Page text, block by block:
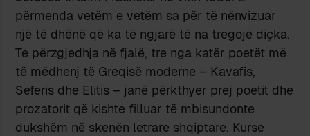
përmenda vetëm e vetëm sa për të nënvizuar
një të dhënë që ka të ngjarë të na tregojë diçka.
Te përzgjedhja në fjalë, tre nga katër poetët më
të mëdhenj të Greqisë moderne – Kavafis,
Seferis dhe Elitis – janë përkthyer prej poetit dhe
prozatorit që kishte filluar të mbisundonte
dukshëm në skenën letrare shqiptare. Kurse